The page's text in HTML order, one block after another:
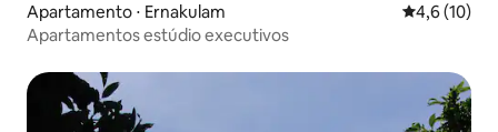
Apartamento ⋅ Ernakulam 4,6 de uma
4,6 (10)
Apartamentos estúdio executivos